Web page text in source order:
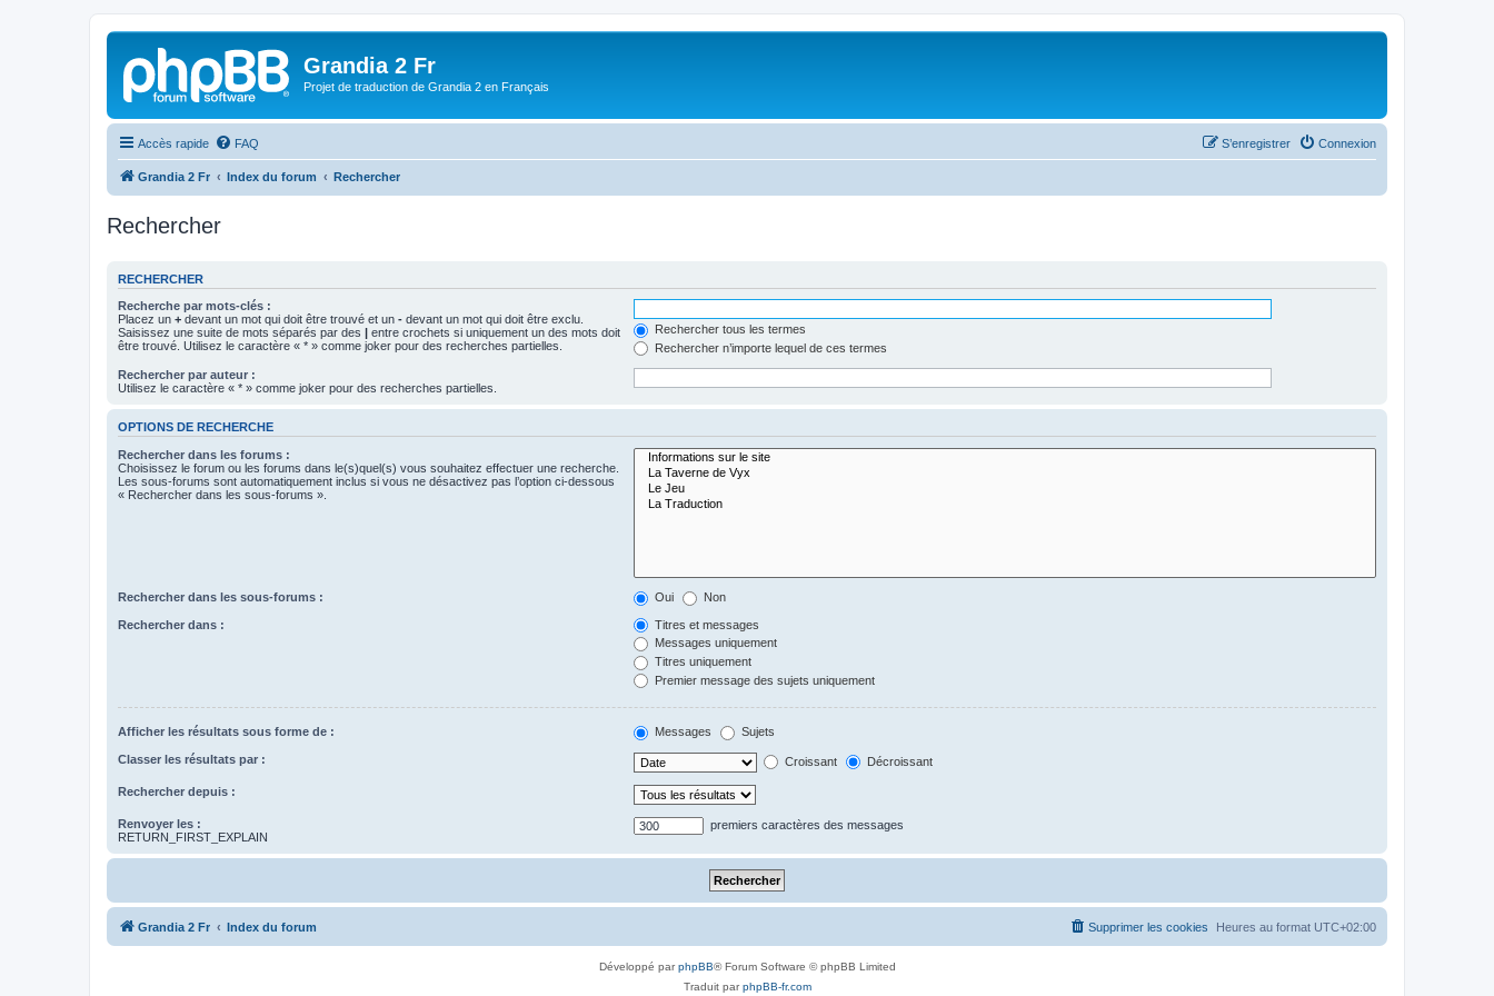
Grandia 2 Fr
Projet de traduction de Grandia 2 en Français
Accès rapide FAQ Connexion
S’enregistrer
Grandia 2 Fr Index du forum Rechercher
Rechercher
RECHERCHER
Recherche par mots-clés :
Placez un + devant un mot qui doit être trouvé et un - devant un mot qui doit être exclu.
Saisissez une suite de mots séparés par des | entre crochets si uniquement un des mots doit
être trouvé. Utilisez le caractère « * » comme joker pour des recherches partielles.
Rechercher tous les termes
Rechercher n’importe lequel de ces termes
Rechercher par auteur :
Utilisez le caractère « * » comme joker pour des recherches partielles.
OPTIONS DE RECHERCHE
Rechercher dans les forums :
Choisissez le forum ou les forums dans le(s)quel(s) vous souhaitez effectuer une recherche.
Les sous-forums sont automatiquement inclus si vous ne désactivez pas l’option ci-dessous
« Rechercher dans les sous-forums ».
Rechercher dans les sous-forums : Oui Non
Rechercher dans :
Titres et messages
Messages uniquement
Titres uniquement
Premier message des sujets uniquement
Afficher les résultats sous forme de : Messages Sujets
Classer les résultats par : Croissant Décroissant
Rechercher depuis :
Renvoyer les :
RETURN_FIRST_EXPLAIN
premiers caractères des messages
Grandia 2 Fr Index du forum Heures au format UTC+02:00
Supprimer les cookies
Développé parphpBB® Forum Software © phpBB Limited
Traduit parphpBB-fr.com